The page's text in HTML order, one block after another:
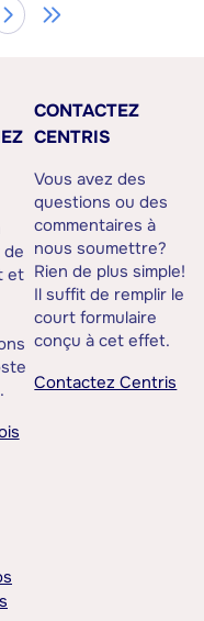
et
CONTACTEZ
CENTRIS
Vous avez des
questions ou des
commentaires à
nous soumettre?
Rien de plus simple!
Il suffit de remplir le
court formulaire
conçu à cet effet.
Contactez Centris